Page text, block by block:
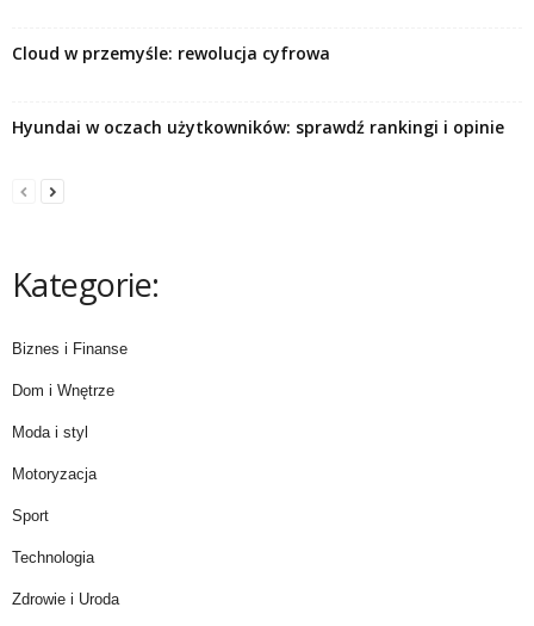
Cloud w przemyśle: rewolucja cyfrowa
Hyundai w oczach użytkowników: sprawdź rankingi i opinie
Kategorie:
Biznes i Finanse
Dom i Wnętrze
Moda i styl
Motoryzacja
Sport
Technologia
Zdrowie i Uroda